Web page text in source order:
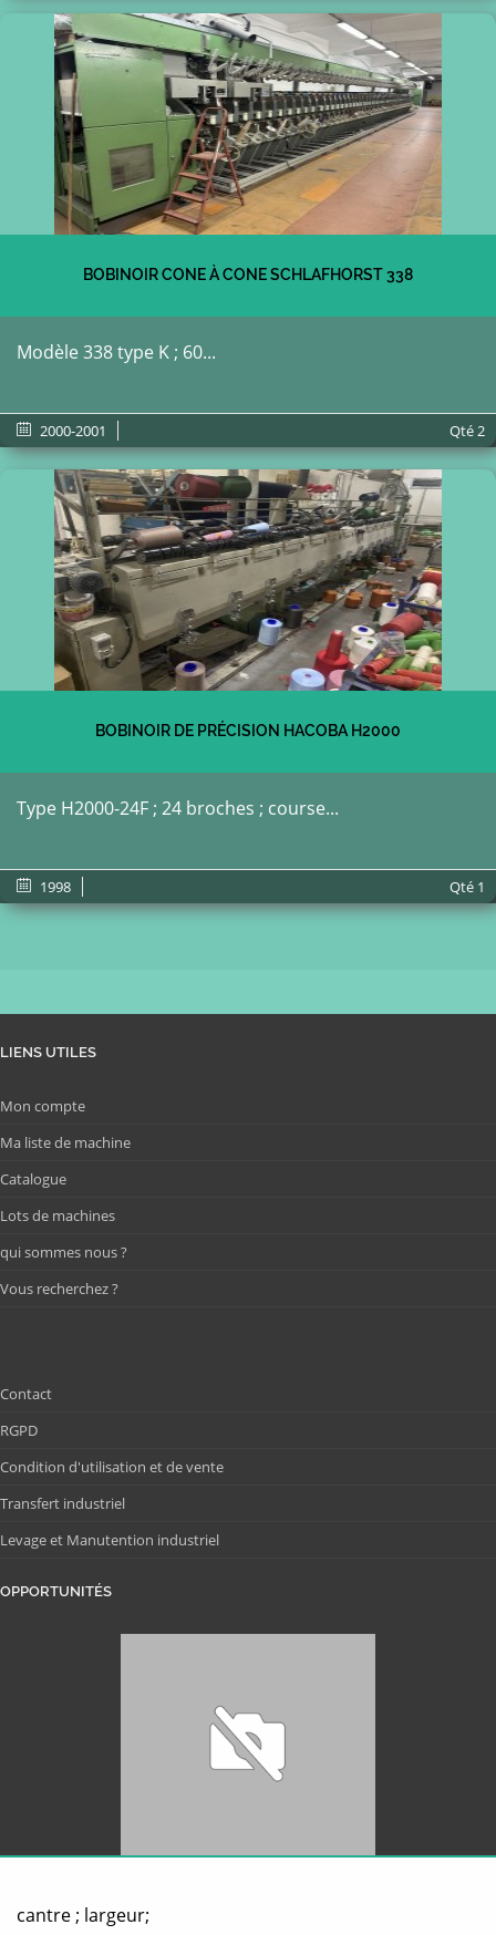
BOBINOIR CONE À CONE SCHLAFHORST 338
Modèle 338 type K ; 60...
2000-2001 Qté2
BOBINOIR DE PRÉCISION HACOBA H2000
Type H2000-24F ; 24 broches ; course...
1998 Qté 1
LIENS UTILES
Mon compte
Ma liste de machine
Catalogue
Lots de machines
qui sommes nous ?
Vous recherchez ?
Contact
RGPD
Condition d'utilisation et de vente
Transfert industriel
Levage et Manutention industriel
OPPORTUNITÉS
cantre ; largeur;